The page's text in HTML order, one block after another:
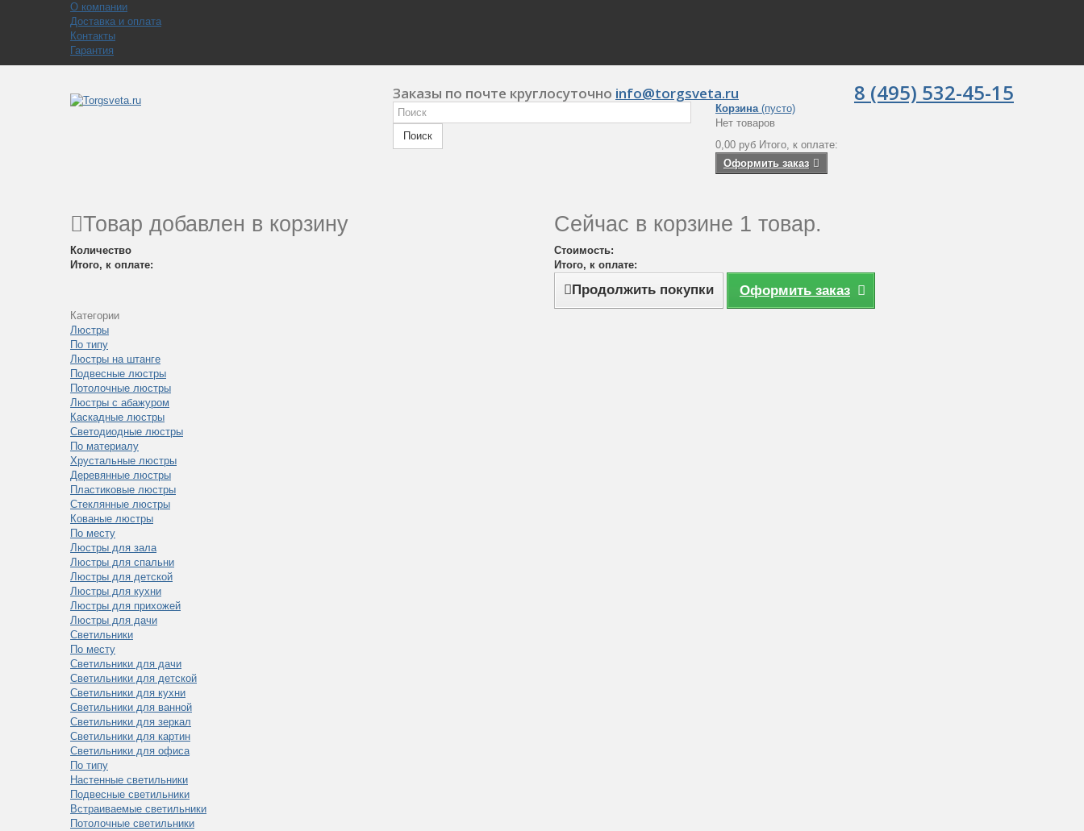
О компании
Доставка и оплата
Контакты
Гарантия
Заказы по почте круглосуточно info@torgsveta.ru 8 (495) 532-45-15
Поиск
Корзина (пусто)
Нет товаров
0,00 руб Итого, к оплате:
Оформить заказ
Товар добавлен в корзину
Количество
Итого, к оплате:
Сейчас в корзине 1 товар.
Стоимость:
Итого, к оплате:
Продолжить покупки Оформить заказ
Категории
Люстры
По типу
Люстры на штанге
Подвесные люстры
Потолочные люстры
Люстры с абажуром
Каскадные люстры
Светодиодные люстры
По материалу
Хрустальные люстры
Деревянные люстры
Пластиковые люстры
Стеклянные люстры
Кованые люстры
По месту
Люстры для зала
Люстры для спальни
Люстры для детской
Люстры для кухни
Люстры для прихожей
Люстры для дачи
Светильники
По месту
Светильники для дачи
Светильники для детской
Светильники для кухни
Светильники для ванной
Светильники для зеркал
Светильники для картин
Светильники для офиса
По типу
Настенные светильники
Подвесные светильники
Встраиваемые светильники
Потолочные светильники